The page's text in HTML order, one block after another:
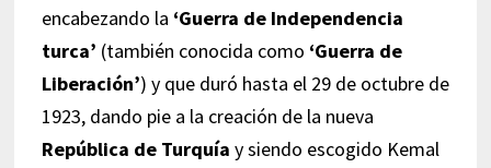
encabezando la ‘Guerra de Independencia
turca’ (también conocida como ‘Guerra de
Liberación’) y que duró hasta el 29 de octubre de
1923, dando pie a la creación de la nueva
República de Turquía y siendo escogido Kemal